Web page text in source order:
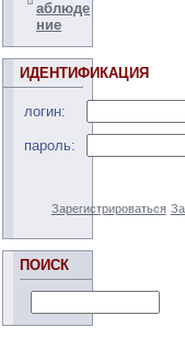
аблюде
ние
ИДЕНТИФИКАЦИЯ
логин:
пароль:
Зарегистрироваться
ПОИСК